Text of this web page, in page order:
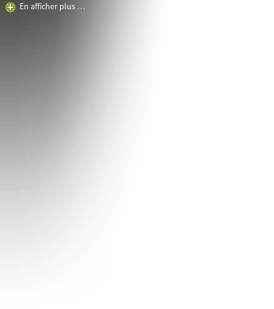
En afficher plus …